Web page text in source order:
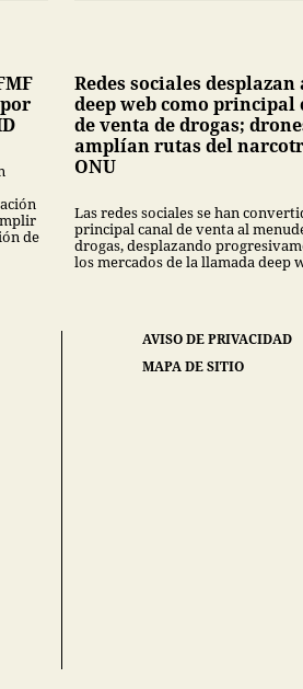
de
Redes sociales desplazan
deep web como principal
de venta de drogas;
amplían rutas del
ONU
Las redes sociales se han
principal canal de venta al
drogas, desplazando
los mercados de la llamada deep
AVISO DE PRIVACIDAD
MAPA DE SITIO